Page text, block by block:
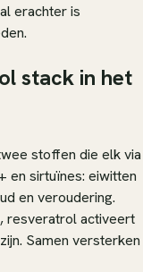
erachter is
stack in het
stoffen die elk via
en sirtuïnes: eiwitten
en veroudering.
resveratrol activeert
Samen versterken